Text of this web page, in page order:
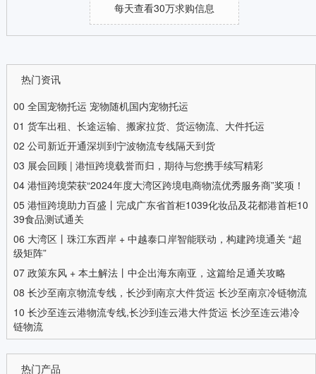
每天查看30万求购信息
热门资讯
00 全国宠物托运 宠物随机国内宠物托运
01 货车出租、长途运输、搬家拉货、货运物流、大件托运
02 公司新近开通深圳到宁波物流专线隔天到货
03 展会回顾 | 港恒跨境载誉而归，期待与您携手续写精彩
04 港恒跨境荣获“2024年度大湾区跨境电商物流优秀服务商”奖项！
05 港恒跨境助力百盛丨完成广东省首柜1039化妆品及花都港首柜10
39食品测试通关
06 大湾区丨珠江东西岸 + 中越泰口岸智能联动，构建跨境通关 “超
级矩阵”
07 政策东风 + 本土解法丨中企出海东南亚，这篇给足通关攻略
08 长沙至南京物流专线，长沙到南京大件货运 长沙至南京冷链物流
10 长沙至连云港物流专线,长沙到连云港大件货运 长沙至连云港冷
链物流
热门产品